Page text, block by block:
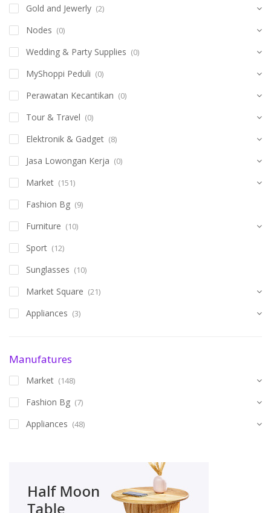
Gold and Jewerly (2)
Nodes (0)
Wedding & Party Supplies (0)
MyShoppi Peduli (0)
Perawatan Kecantikan (0)
Tour & Travel (0)
Elektronik & Gadget (8)
Jasa Lowongan Kerja (0)
Market (151)
Fashion Bg (9)
Furniture (10)
Sport (12)
Sunglasses (10)
Market Square (21)
Appliances (3)
Manufatures
Market (148)
Fashion Bg (7)
Appliances (48)